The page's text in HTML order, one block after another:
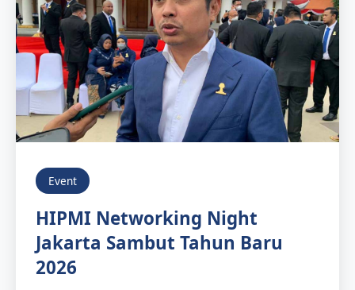
Event
HIPMI Networking Night
Jakarta Sambut Tahun Baru
2026